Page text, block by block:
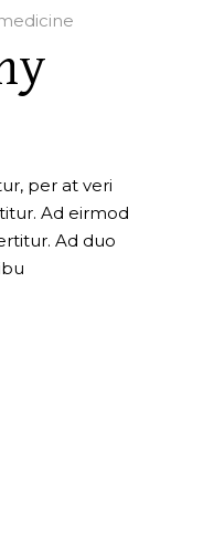
per at veri
Ad eirmod
Ad duo